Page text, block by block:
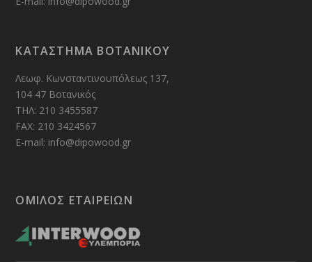
ΚΑΤΑΣΤΗΜΑ ΒΟΤΑΝΙΚΟΥ
Λεωφ. Κωνσταντινουπόλεως 137,
104 47 Βοτανικός
ΤΗΛ: 210 3455587
FAX: 210 3424567
E-mail: info@dipowood.gr
ΟΜΙΛΟΣ ΕΤΑΙΡΕΙΩΝ